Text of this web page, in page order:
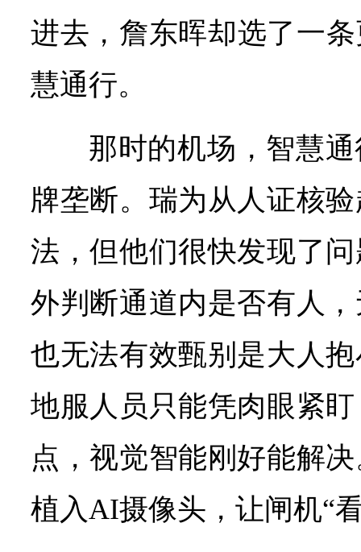
进去，詹东晖却选了一
慧通行。
那时的机场，智慧
牌垄断。瑞为从人证核
法，但他们很快发现了
外判断通道内是否有人
也无法有效甄别是大人
地服人员只能凭肉眼紧
点，视觉智能刚好能解
植入AI摄像头，让闸机“